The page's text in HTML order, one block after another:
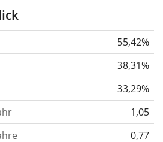
in der Vergangenheit
als risikoreicher. Wir
auf Basis der Daten der
damit du sehen kannst, ob
im Laufe der Zeit stärker
Weitere Informationen
Artikel:
55,42%
38,31%
33,29%
1,05
0,77